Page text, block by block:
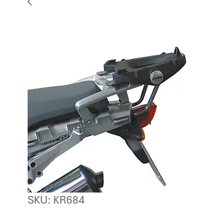
SKU: KR684